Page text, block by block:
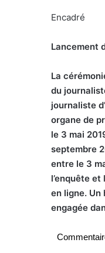
Encadré
Lancement
La
du
journaliste
organe de
le 3 mai
septembre
entre le 3
l’enquête
en ligne. Un
engagée